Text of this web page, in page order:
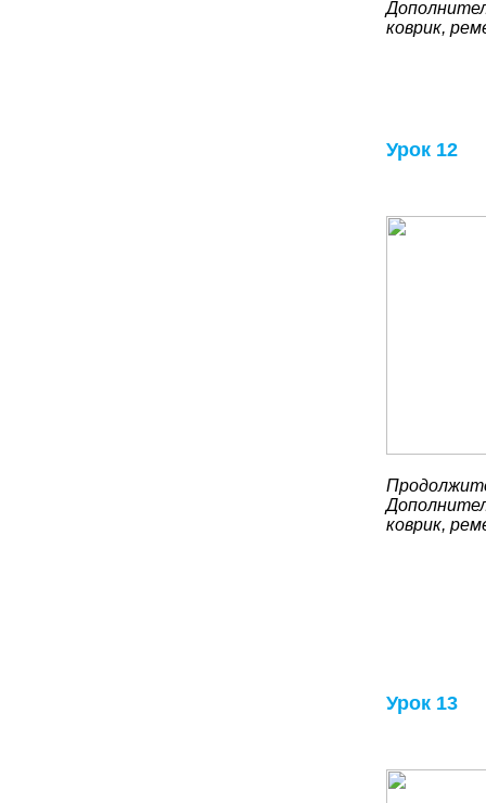
коврик,
Урок 12
коврик,
Урок 13